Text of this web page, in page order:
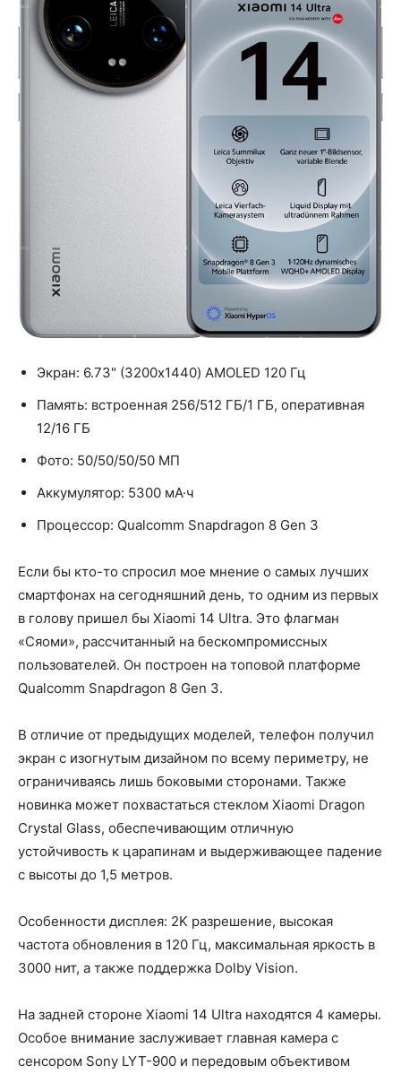
Экран: 6.73" (3200x1440) AMOLED 120 Гц
Память: встроенная 256/512 ГБ/1 ГБ, оперативная
12/16 ГБ
Фото: 50/50/50/50 МП
Аккумулятор: 5300 мА·ч
Процессор: Qualcomm Snapdragon 8 Gen 3
Если бы кто-то спросил мое мнение о самых лучших
смартфонах на сегодняшний день, то одним из первых
в голову пришел бы Xiaomi 14 Ultra. Это флагман
«Сяоми», рассчитанный на бескомпромиссных
пользователей. Он построен на топовой платформе
Qualcomm Snapdragon 8 Gen 3.
В отличие от предыдущих моделей, телефон получил
экран с изогнутым дизайном по всему периметру, не
ограничиваясь лишь боковыми сторонами. Также
новинка может похвастаться стеклом Xiaomi Dragon
Crystal Glass, обеспечивающим отличную
устойчивость к царапинам и выдерживающее падение
с высоты до 1,5 метров.
Особенности дисплея: 2K разрешение, высокая
частота обновления в 120 Гц, максимальная яркость в
3000 нит, а также поддержка Dolby Vision.
На задней стороне Xiaomi 14 Ultra находятся 4 камеры.
Особое внимание заслуживает главная камера с
сенсором Sony LYT-900 и передовым объективом